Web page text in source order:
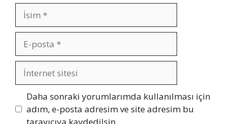
İsim
posta
İnternet
sitesi
Daha sonraki yorumlarımda kullanılması için
adım, e-posta adresim ve site adresim bu